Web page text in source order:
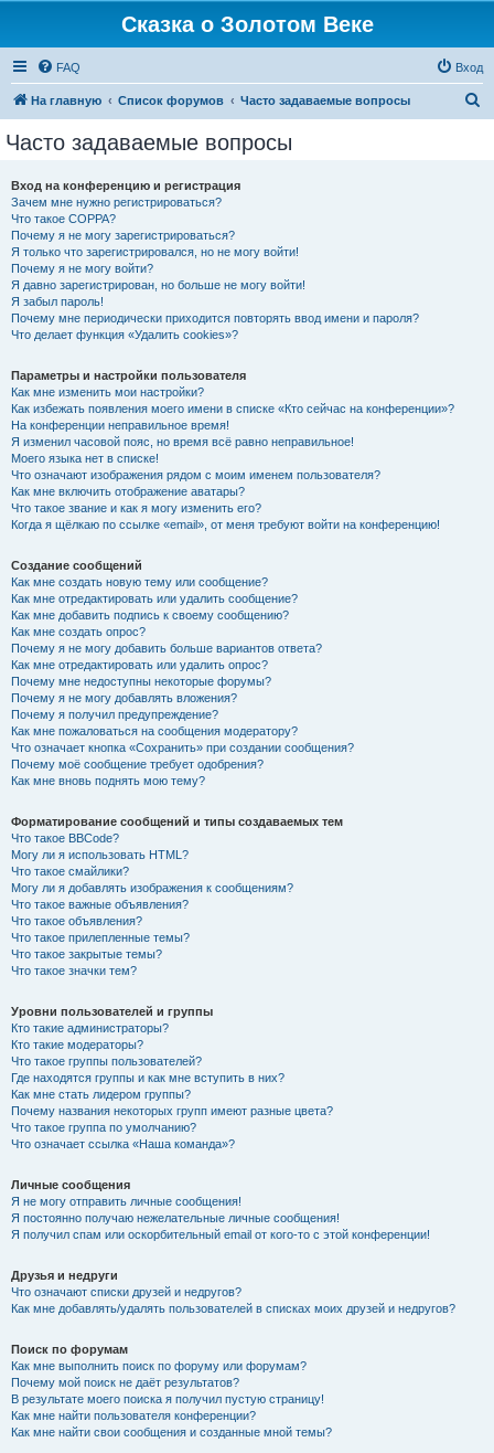
Сказка о Золотом Веке
FAQ Вход
На главную Список форумов Часто задаваемые вопросы
Часто задаваемые вопросы
Вход на конференцию и регистрация
Зачем мне нужно регистрироваться?
Что такое COPPA?
Почему я не могу зарегистрироваться?
Я только что зарегистрировался, но не могу войти!
Почему я не могу войти?
Я давно зарегистрирован, но больше не могу войти!
Я забыл пароль!
Почему мне периодически приходится повторять ввод имени и пароля?
Что делает функция «Удалить cookies»?
Параметры и настройки пользователя
Как мне изменить мои настройки?
Как избежать появления моего имени в списке «Кто сейчас на конференции»?
На конференции неправильное время!
Я изменил часовой пояс, но время всё равно неправильное!
Моего языка нет в списке!
Что означают изображения рядом с моим именем пользователя?
Как мне включить отображение аватары?
Что такое звание и как я могу изменить его?
Когда я щёлкаю по ссылке «email», от меня требуют войти на конференцию!
Создание сообщений
Как мне создать новую тему или сообщение?
Как мне отредактировать или удалить сообщение?
Как мне добавить подпись к своему сообщению?
Как мне создать опрос?
Почему я не могу добавить больше вариантов ответа?
Как мне отредактировать или удалить опрос?
Почему мне недоступны некоторые форумы?
Почему я не могу добавлять вложения?
Почему я получил предупреждение?
Как мне пожаловаться на сообщения модератору?
Что означает кнопка «Сохранить» при создании сообщения?
Почему моё сообщение требует одобрения?
Как мне вновь поднять мою тему?
Форматирование сообщений и типы создаваемых тем
Что такое BBCode?
Могу ли я использовать HTML?
Что такое смайлики?
Могу ли я добавлять изображения к сообщениям?
Что такое важные объявления?
Что такое объявления?
Что такое прилепленные темы?
Что такое закрытые темы?
Что такое значки тем?
Уровни пользователей и группы
Кто такие администраторы?
Кто такие модераторы?
Что такое группы пользователей?
Где находятся группы и как мне вступить в них?
Как мне стать лидером группы?
Почему названия некоторых групп имеют разные цвета?
Что такое группа по умолчанию?
Что означает ссылка «Наша команда»?
Личные сообщения
Я не могу отправить личные сообщения!
Я постоянно получаю нежелательные личные сообщения!
Я получил спам или оскорбительный email от кого-то с этой конференции!
Друзья и недруги
Что означают списки друзей и недругов?
Как мне добавлять/удалять пользователей в списках моих друзей и недругов?
Поиск по форумам
Как мне выполнить поиск по форуму или форумам?
Почему мой поиск не даёт результатов?
В результате моего поиска я получил пустую страницу!
Как мне найти пользователя конференции?
Как мне найти свои сообщения и созданные мной темы?